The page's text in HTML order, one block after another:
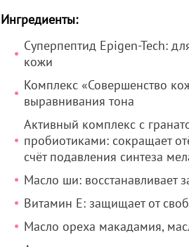
Ингредиенты:
Суперпептид Epigen-Tech:
кожи
Комплекс «Совершенство
выравнивания тона
Активный комплекс с
пробиотиками: сокращает
счёт подавления синтеза
Масло ши: восстанавливает
Витамин E: защищает от
Масло ореха макадамия,